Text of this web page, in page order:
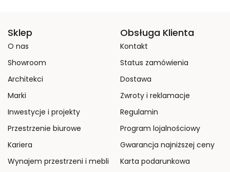
Sklep
O nas
Showroom
Architekci
Marki
Inwestycje i projekty
Przestrzenie biurowe
Kariera
Wynajem przestrzeni i mebli
Obsługa Klienta
Kontakt
Status zamówienia
Dostawa
Zwroty i reklamacje
Regulamin
Program lojalnościowy
Gwarancja najniższej ceny
Karta podarunkowa